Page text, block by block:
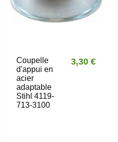
Coupelle
d'appui en
acier
adaptable
Stihl 4119-
713-3100
3,30 €